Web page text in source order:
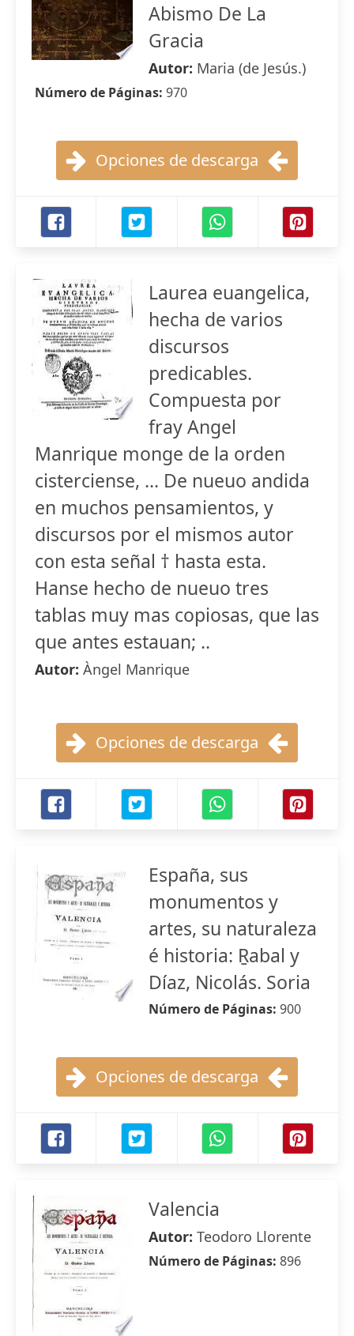
Abismo De La
Gracia
Autor: Maria (de Jesús.)
Número de Páginas: 970
Opciones de descarga
Laurea euangelica,
hecha de varios
discursos
predicables.
Compuesta por
fray Angel
Manrique monge de la orden
cisterciense, ... De nueuo andida
en muchos pensamientos, y
discursos por el mismos autor
con esta señal † hasta esta.
Hanse hecho de nueuo tres
tablas muy mas copiosas, que las
que antes estauan; ..
Autor: Àngel Manrique
Opciones de descarga
España, sus
monumentos y
artes, su naturaleza
é historia: Ṟabal y
Díaz, Nicolás. Soria
Número de Páginas: 900
Opciones de descarga
Valencia
Autor: Teodoro Llorente
Número de Páginas: 896